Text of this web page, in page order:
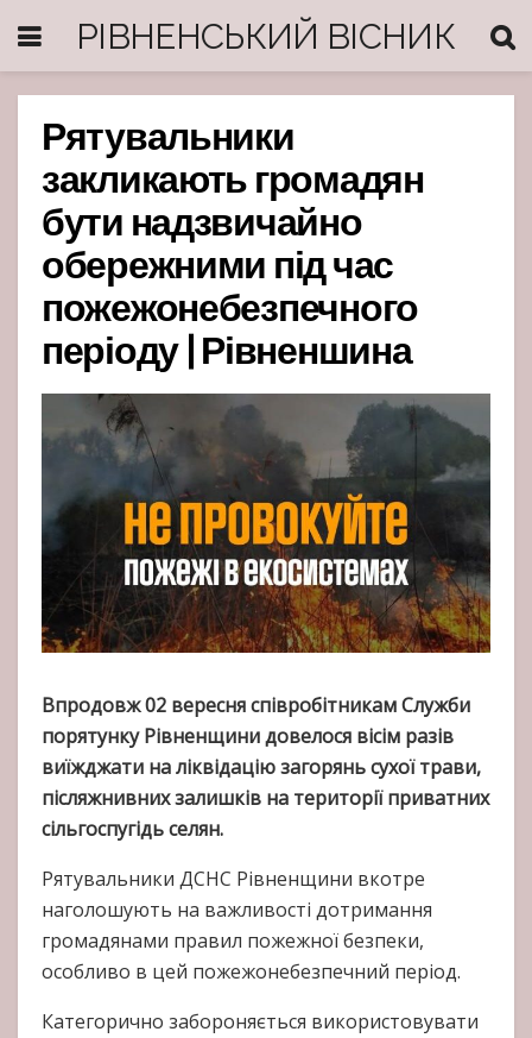
РІВНЕНСЬКИЙ ВІСНИК
Рятувальники
закликають громадян
бути надзвичайно
обережними під час
пожежонебезпечного
періоду | Рівненшина
Впродовж 02 вересня співробітникам Служби
порятунку Рівненщини довелося вісім разів
виїжджати на ліквідацію загорянь сухої трави,
післяжнивних залишків на території приватних
сільгоспугідь селян.
Рятувальники ДСНС Рівненщини вкотре
наголошують на важливості дотримання
громадянами правил пожежної безпеки,
особливо в цей пожежонебезпечний період.
Категорично забороняється використовувати